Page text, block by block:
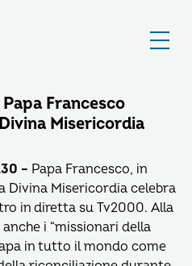
Francesco
Misericordia
– Papa Francesco, in
Divina Misericordia celebra
in diretta su Tv2000. Alla
i “missionari della
in tutto il mondo come